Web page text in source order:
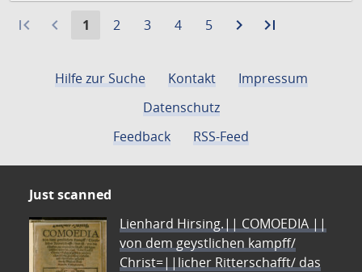
first_page navigate_before
Aktuelle
1
Gehe
2
Gehe
3
Gehe
4
Gehe
5 navigate_next
Zurlast_page
Hilfe zur Suche
Kontakt
Impressum
Datenschutz
Feedback
RSS-Feed
Just scanned
Lienhard Hirsing.|| COMOEDIA ||
von dem geystlichen kampff/
Christ=||licher Ritterschafft/ das